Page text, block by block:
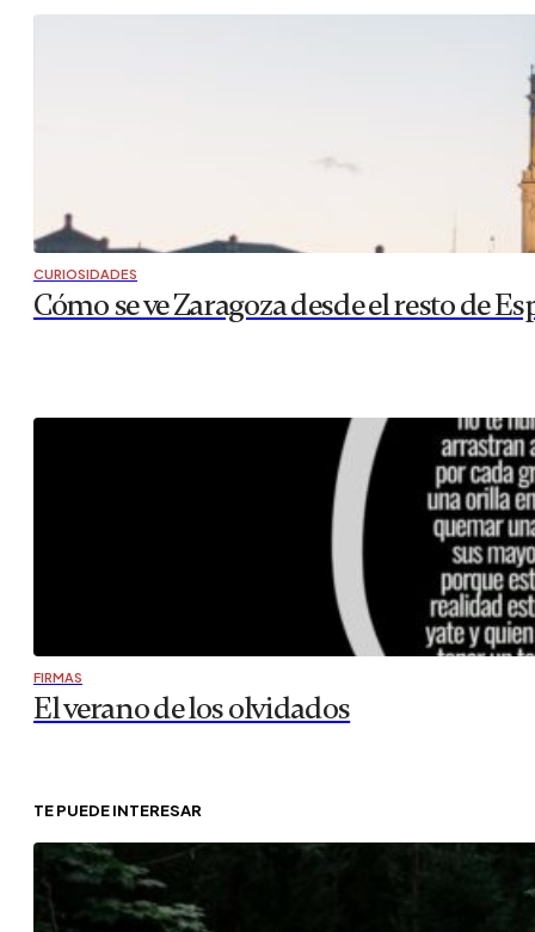
CURIOSIDADES
Cómo se ve Zaragoza desde el resto de
FIRMAS
El verano de los olvidados
TE PUEDE INTERESAR